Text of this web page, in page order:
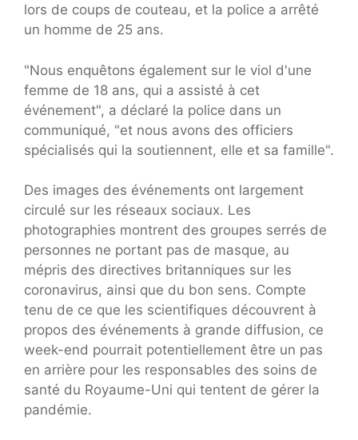
lors de coups de couteau, et la police a arrêté
un homme de 25 ans.
"Nous enquêtons également sur le viol d'une
femme de 18 ans, qui a assisté à cet
événement", a déclaré la police dans un
communiqué, "et nous avons des officiers
spécialisés qui la soutiennent, elle et sa famille".
Des images des événements ont largement
circulé sur les réseaux sociaux. Les
photographies montrent des groupes serrés de
personnes ne portant pas de masque, au
mépris des directives britanniques sur les
coronavirus, ainsi que du bon sens. Compte
tenu de ce que les scientifiques découvrent à
propos des événements à grande diffusion, ce
week-end pourrait potentiellement être un pas
en arrière pour les responsables des soins de
santé du Royaume-Uni qui tentent de gérer la
pandémie.